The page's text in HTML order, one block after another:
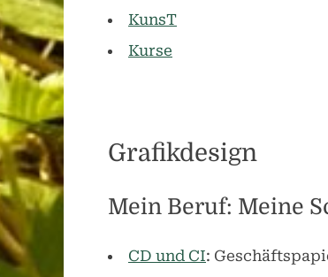
KunsT
Kurse
Grafikdesign
Mein Beruf: Meine
CD und CI: